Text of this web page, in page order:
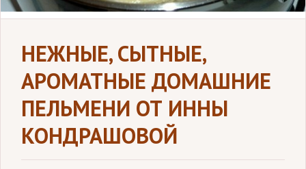
НЕЖНЫЕ, СЫТНЫЕ,
АРОМАТНЫЕ ДОМАШНИЕ
ПЕЛЬМЕНИ ОТ ИННЫ
КОНДРАШОВОЙ